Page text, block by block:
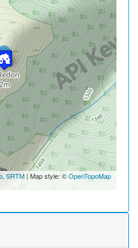
, SRTM| Map style: ©OpenTopoMap